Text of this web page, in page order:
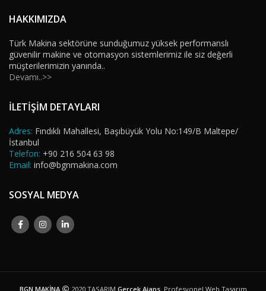
HAKKIMIZDA
Türk Makina sektörüne sunduğumuz yüksek performanslı
güvenilir makine ve otomasyon sistemlerimiz ile siz değerli
müşterilerimizin yanında..
Devamı..>>
İLETİŞİM DETAYLARI
Adres: Fındıklı Mahallesi, Başıbüyük Yolu No:149/B Maltepe/
İstanbul
Telefon: +90 216 504 63 98
Email: info@bgnmakina.com
SOSYAL MEDYA
BGN MAKİNA 2020 TASARIM Gerçek Ajans. Profesyonel Web Tasarım